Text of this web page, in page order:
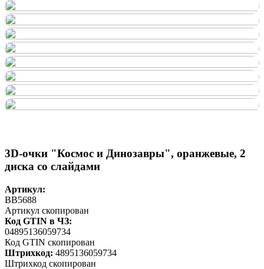
3D-очки "Космос и Динозавры", оранжевые, 2
диска со слайдами
Артикул:
BB5688
Артикул скопирован
Код GTIN в ЧЗ:
04895136059734
Код GTIN скопирован
Штрихкод: 4895136059734
Штрихкод скопирован